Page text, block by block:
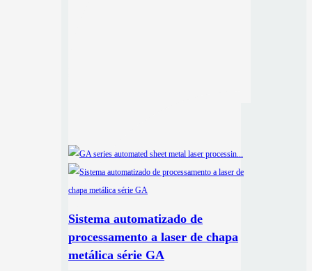
Sistema automatizado de
processamento a laser de chapa
metálica série GA